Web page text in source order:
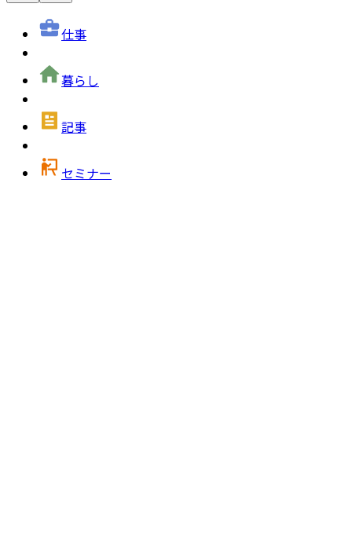
仕事
暮らし
記事
セミナー